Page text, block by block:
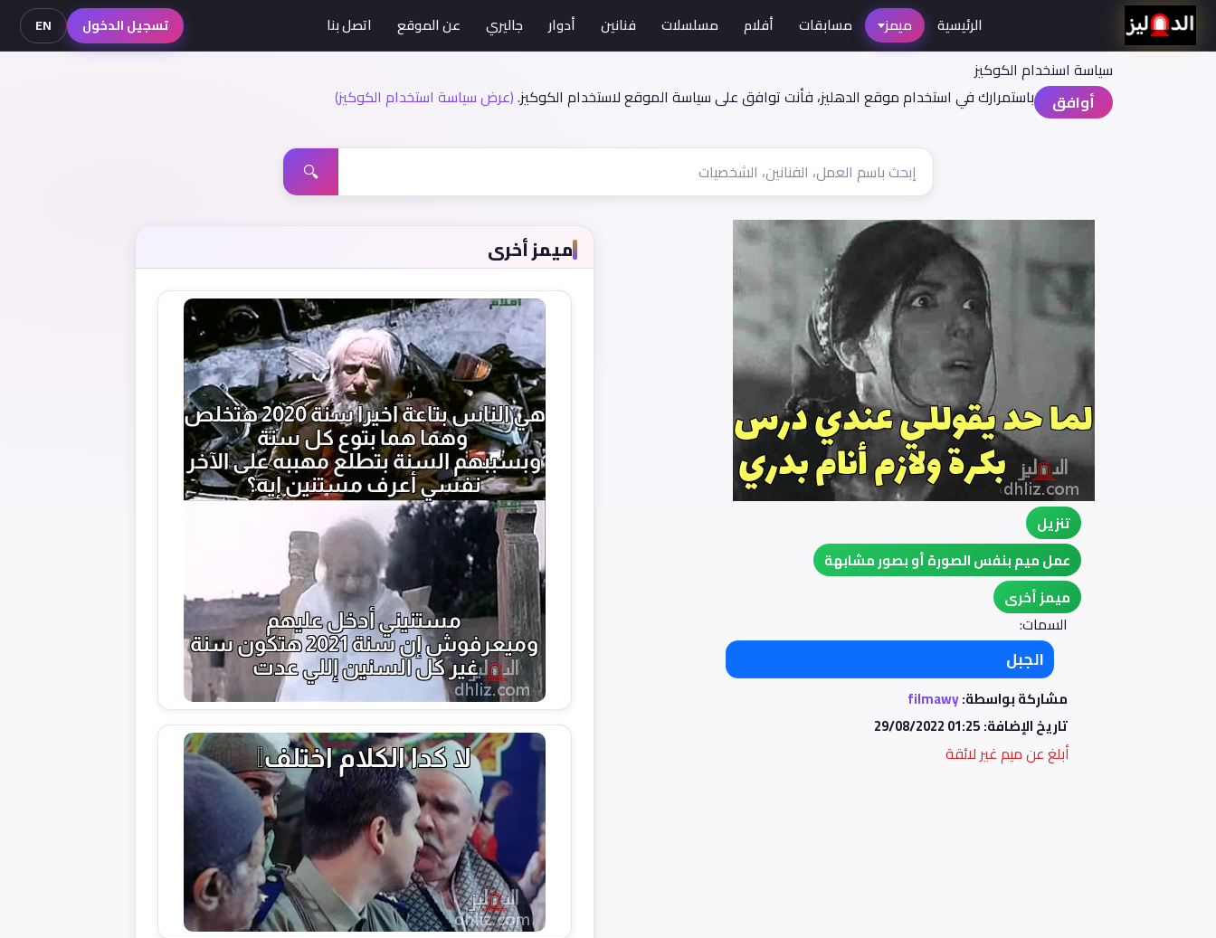
سياسة اسنخدام الكوكيز
أوافق
باستمرارك في استخدام موقع الدهليز، فأنت توافق على سياسة الموقع لاستخدام الكوكيز.(عرض سياسة استخدام الكوكيز)
الرئيسية ميمز مسابقات أفلام مسلسلات فنانين أدوار جاليري عن الموقع اتصل بنا تسجيل الدخول EN
🔍
تنزيل
عمل ميم بنفس الصورة أو بصور مشابهة
ميمز أخرى
السمات:
الجبل
مشاركة بواسطة:filmawy
تاريخ الإضافة:29/08/2022 01:25
أبلغ عن ميم غير لائقة
ميمز أخرى